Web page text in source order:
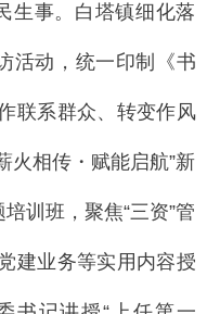
生事。白塔镇细化落
活动，统一印制《书
联系群众、转变作风
火相传・赋能启航”新
训班，聚焦“三资”管
建业务等实用内容授